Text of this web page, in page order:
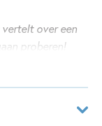
vertelt over een
proberen!
in een
altijd